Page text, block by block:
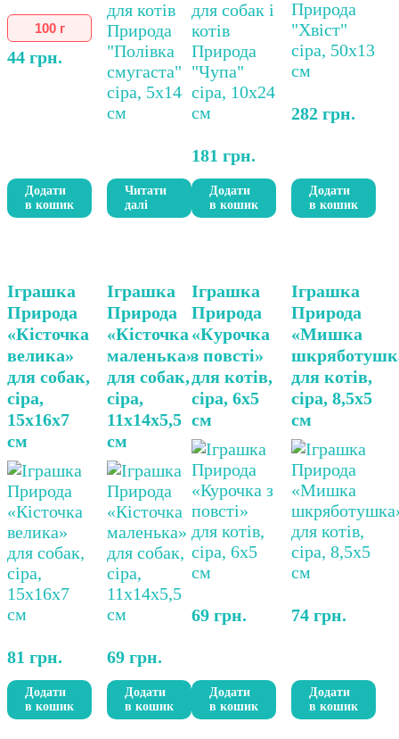
100 г
44 грн.
Додати
в кошик
товару
Читати
далі
181 грн.
Додати
в кошик
282 грн.
Додати
в кошик
Іграшка
Природа
«Кісточка
велика»
для собак,
сіра,
15х16х7
см
81 грн.
Додати
в кошик
Іграшка
Природа
«Кісточка
маленька»
для собак,
сіра,
11х14х5,5
см
69 грн.
Додати
в кошик
Іграшка
Природа
«Курочка
з повсті»
для котів,
сіра, 6х5
см
69 грн.
Додати
в кошик
Іграшка
Природа
«Мишка
для котів,
сіра, 8,5х5
см
74 грн.
Додати
в кошик